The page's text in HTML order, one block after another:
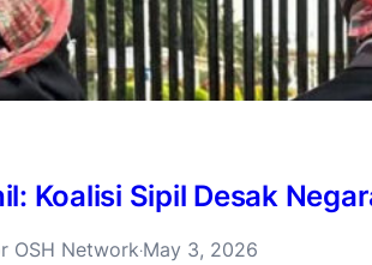
Koalisi Sipil Desak
OSH Network·May 3, 2026